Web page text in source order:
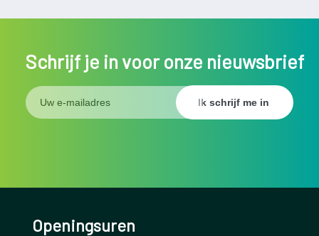
Schrijf je in voor onze nieuwsbrief
Openingsuren